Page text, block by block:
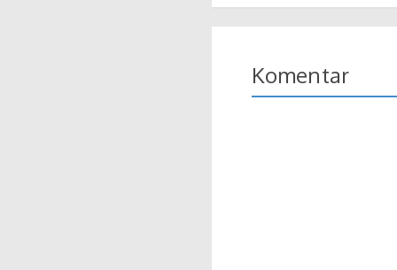
Komentar